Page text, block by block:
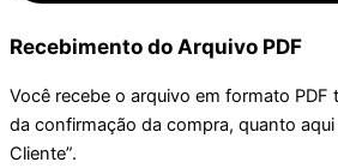
Recebimento do Arquivo PDF
Você recebe o arquivo em formato
da confirmação da compra, quanto aqui
Cliente”.